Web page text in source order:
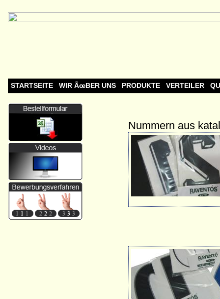
STARTSEITE WIR ÃœBER UNS PRODUKTE VERTEILER
Nummern aus